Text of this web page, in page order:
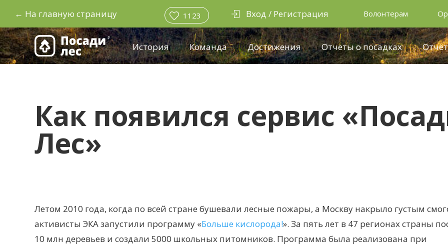
← На главную страницу 1123 Вход / Регистрация Волонтерам
История Команда Достижения Отчеты о посадках
Как появился сервис
Лес»
Летом 2010 года, когда по всей стране бушевали лесные пожары, а Москву накрыло густым
активисты ЭКА запустили программу «Больше кислорода!». За пять лет в 47 регионах страны
10 млн деревьев и создали 5000 школьных питомников. Программа была реализована при